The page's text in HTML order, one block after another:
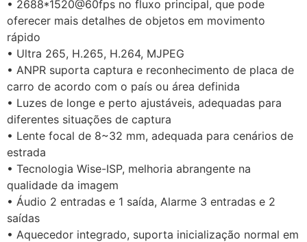
• 2688*1520@60fps no fluxo principal, que pode
oferecer mais detalhes de objetos em movimento
rápido
• Ultra 265, H.265, H.264, MJPEG
• ANPR suporta captura e reconhecimento de placa de
carro de acordo com o país ou área definida
• Luzes de longe e perto ajustáveis, adequadas para
diferentes situações de captura
• Lente focal de 8~32 mm, adequada para cenários de
estrada
• Tecnologia Wise-ISP, melhoria abrangente na
qualidade da imagem
• Áudio 2 entradas e 1 saída, Alarme 3 entradas e 2
saídas
• Aquecedor integrado, suporta inicialização normal em